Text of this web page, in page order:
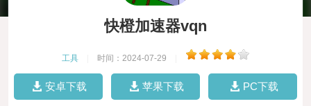
快橙加速器vqn
工具 时间：2024-07-29
安卓下载 苹果下载 PC下载